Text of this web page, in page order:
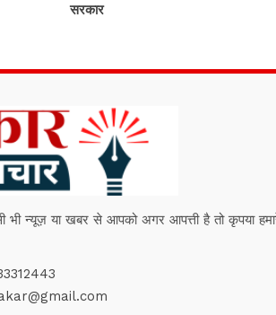
सरकार
भी न्यूज़ या खबर से आपको अगर आपत्ती है तो कृपया